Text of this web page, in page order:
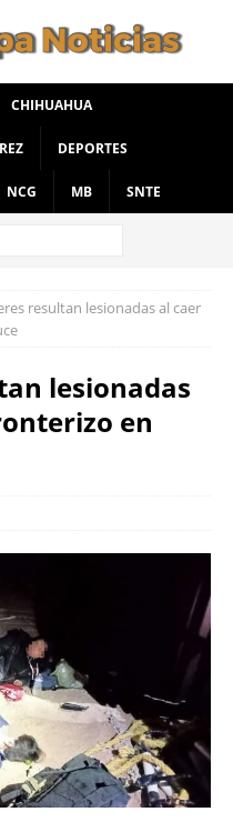
CHIHUAHUA
DEPORTES
NCG MB SNTE
resultan lesionadas al caer
lesionadas
en